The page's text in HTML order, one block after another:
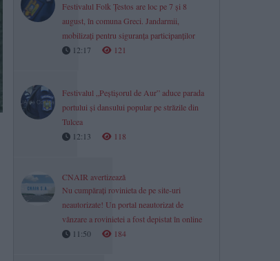
Festivalul Folk Țestos are loc pe 7 și 8
august, în comuna Greci. Jandarmii,
mobilizați pentru siguranța participanților
12:17
121
Festivalul „Peștișorul de Aur” aduce parada
portului și dansului popular pe străzile din
Tulcea
12:13
118
CNAIR avertizează
Nu cumpărați rovinieta de pe site-uri
neautorizate! Un portal neautorizat de
vânzare a rovinietei a fost depistat în online
11:50
184